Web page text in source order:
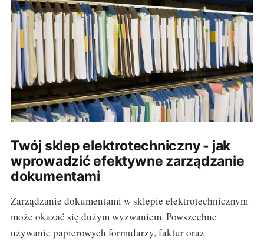
Twój sklep elektrotechniczny - jak
wprowadzić efektywne zarządzanie
dokumentami
Zarządzanie dokumentami w sklepie elektrotechnicznym
może okazać się dużym wyzwaniem. Powszechne
używanie papierowych formularzy, faktur oraz